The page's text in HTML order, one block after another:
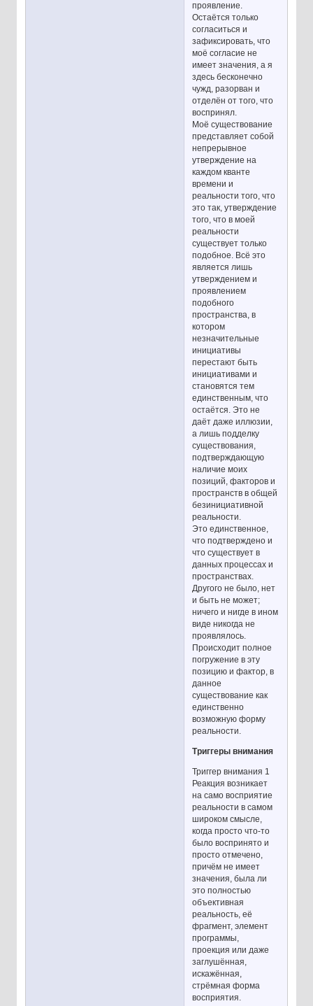
проявление.
Остаётся только
согласиться и
зафиксировать, что
моё согласие не
имеет значения, а я
здесь бесконечно
чужд, разорван и
отделён от того, что
воспринял.
Моё существование
представляет собой
непрерывное
утверждение на
каждом кванте
времени и
реальности того, что
это так, утверждение
того, что в моей
реальности
существует только
подобное. Всё это
является лишь
утверждением и
проявлением
подобного
пространства, в
котором
незначительные
инициативы
перестают быть
инициативами и
становятся тем
единственным, что
остаётся. Это не
даёт даже иллюзии,
а лишь подделку
существования,
подтверждающую
наличие моих
позиций, факторов и
пространств в общей
безинициативной
реальности.
Это единственное,
что подтверждено и
что существует в
данных процессах и
пространствах.
Другого не было, нет
и быть не может;
ничего и нигде в ином
виде никогда не
проявлялось.
Происходит полное
погружение в эту
позицию и фактор, в
данное
существование как
единственно
возможную форму
реальности.
Триггеры внимания
Триггер внимания 1
Реакция возникает
на само восприятие
реальности в самом
широком смысле,
когда просто что-то
было воспринято и
просто отмечено,
причём не имеет
значения, была ли
это полностью
объективная
реальность, её
фрагмент, элемент
программы,
проекция или даже
заглушённая,
искажённая,
стрёмная форма
восприятия.